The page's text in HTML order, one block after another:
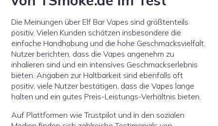
Die Meinungen über Elf Bar Vapes sind größtenteils
positiv. Vielen Kunden schätzen insbesondere die
einfache Handhabung und die hohe Geschmacksvielfalt.
Nutzer berichten, dass die Vapes angenehm zu
inhalieren sind und ein intensives Geschmackserlebnis
bieten. Angaben zur Haltbarkeit sind ebenfalls oft
positiv; viele Nutzer bestätigen, dass die Vapes lange
halten und ein gutes Preis-Leistungs-Verhältnis bieten.
Auf Plattformen wie Trustpilot und in den sozialen